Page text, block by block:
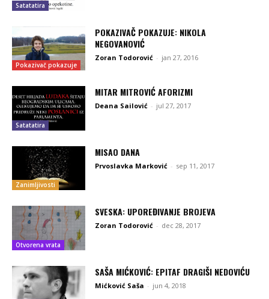
Satatatira
Pokazivač pokazuje
POKAZIVAČ POKAZUJE: NIKOLA
NEGOVANOVIĆ
Zoran Todorović - jan 27, 2016
Satatatira
MITAR MITROVIĆ AFORIZMI
Deana Sailović - jul 27, 2017
Zanimljivosti
MISAO DANA
Prvoslavka Marković - sep 11, 2017
Otvorena vrata
SVESKA: UPOREĐIVANJE BROJEVA
Zoran Todorović - dec 28, 2017
SAŠA MIĆKOVIĆ: EPITAF DRAGIŠI NEDOVIĆU
Mićković Saša - jun 4, 2018